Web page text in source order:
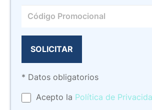
* Datos obligatorios
Acepto la Política de